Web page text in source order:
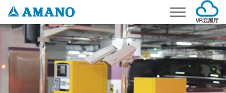
首页
事业介绍
产品介绍